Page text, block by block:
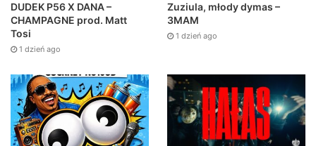
DUDEK P56 X DANA –
CHAMPAGNE prod. Matt
Tosi
1 dzień ago
Zuziula, młody dymas –
3MAM
1 dzień ago